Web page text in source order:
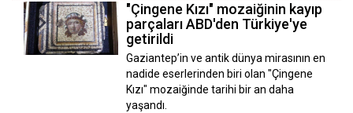
"Çingene Kızı" mozaiğinin kayıp
parçaları ABD'den Türkiye'ye
getirildi
Gaziantep’in ve antik dünya mirasının en
nadide eserlerinden biri olan "Çingene
Kızı" mozaiğinde tarihi bir an daha
yaşandı.